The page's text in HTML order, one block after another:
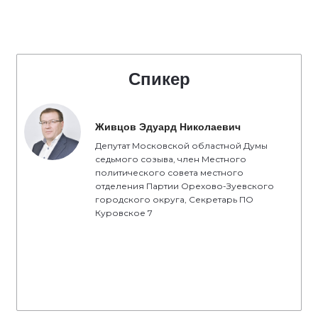
Спикер
Живцов Эдуард Николаевич
Депутат Московской областной Думы
седьмого созыва, член Местного
политического совета местного
отделения Партии Орехово-Зуевского
городского округа, Секретарь ПО
Куровское 7